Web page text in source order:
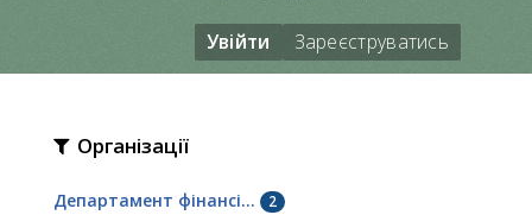
Увійти Зареєструватись
Організації
Департамент фінансі... 2